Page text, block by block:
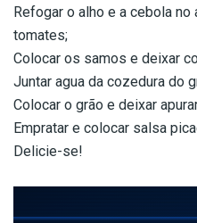
Refogar o alho e a cebola
tomates;
Colocar os samos e deixar
Juntar agua da cozedura do
Colocar o grão e deixar
Empratar e colocar salsa
Delicie-se!